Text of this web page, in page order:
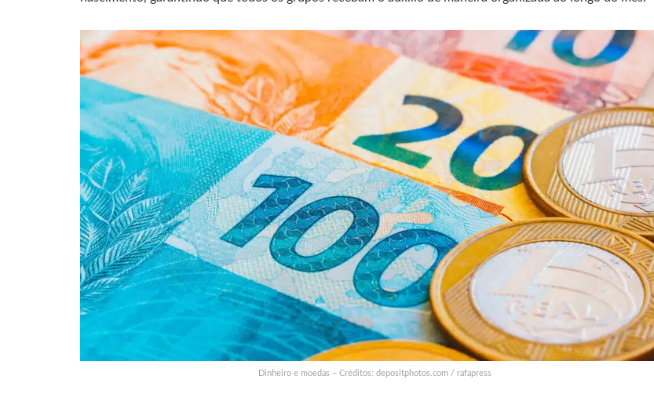
Dinheiro e moedas – Créditos: depositphotos.com / rafapress